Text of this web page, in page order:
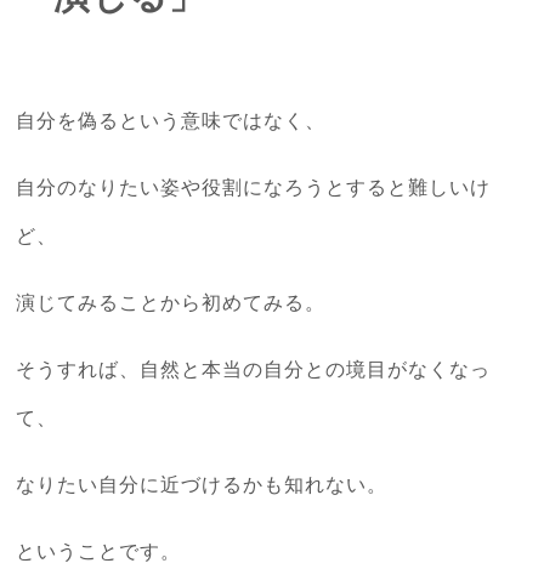
自分を偽るという意味ではなく、
自分のなりたい姿や役割になろうとすると難しいけ
ど、
演じてみることから初めてみる。
そうすれば、自然と本当の自分との境目がなくなっ
て、
なりたい自分に近づけるかも知れない。
ということです。